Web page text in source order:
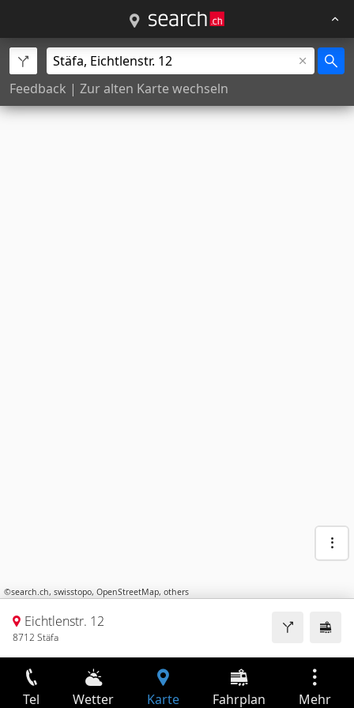
Feedback | Zur alten Karte wechseln
©search.ch, swisstopo, OpenStreetMap, others
Eichtlenstr. 12
8712 Stäfa
Tel Wetter Karte Fahrplan Mehr